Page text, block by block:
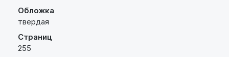
Обложка
твердая
Страниц
255